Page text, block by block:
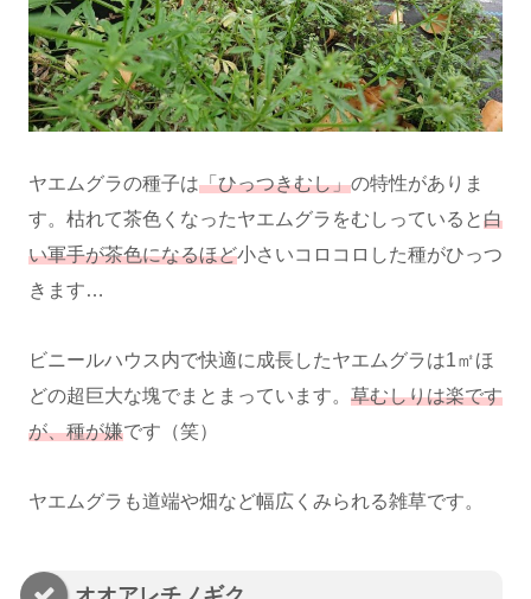
ヤエムグラの種子は「ひっつきむし」の特性がありま
す。枯れて茶色くなったヤエムグラをむしっていると白
い軍手が茶色になるほど小さいコロコロした種がひっつ
きます…
ビニールハウス内で快適に成長したヤエムグラは1㎡ほ
どの超巨大な塊でまとまっています。 草むしりは楽です
が、種が嫌です（笑）
ヤエムグラも道端や畑など幅広くみられる雑草です。